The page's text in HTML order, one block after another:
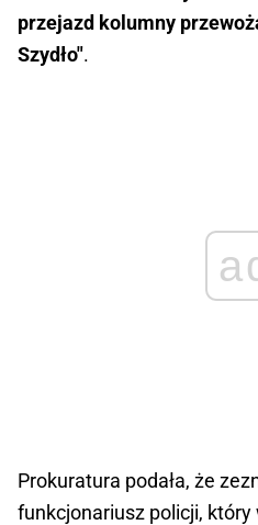
przejazd kolumny
Szydło".
Prokuratura podała, że
funkcjonariusz policji,